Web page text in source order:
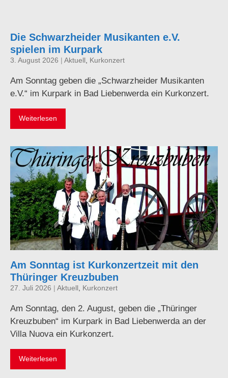
Die Schwarzheider Musikanten e.V.
spielen im Kurpark
3. August 2026 | Aktuell Kurkonzert
Am Sonntag geben die „Schwarzheider Musikanten
e.V.“ im Kurpark in Bad Liebenwerda ein Kurkonzert.
Weiterlesen
Am Sonntag ist Kurkonzertzeit mit den
Thüringer Kreuzbuben
27. Juli 2026 | Aktuell Kurkonzert
Am Sonntag, den 2. August, geben die „Thüringer
Kreuzbuben“ im Kurpark in Bad Liebenwerda an der
Villa Nuova ein Kurkonzert.
Weiterlesen